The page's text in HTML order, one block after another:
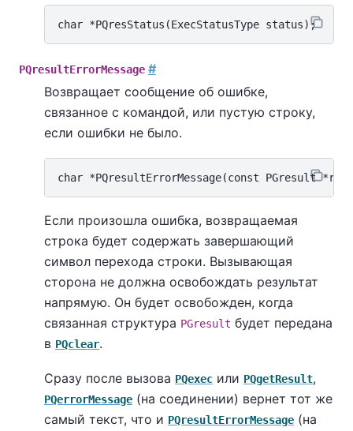
PQresultErrorMessage #
Возвращает сообщение об ошибке,
связанное с командой, или пустую строку,
если ошибки не было.
Если произошла ошибка, возвращаемая
строка будет содержать завершающий
символ перехода строки. Вызывающая
сторона не должна освобождать результат
напрямую. Он будет освобожден, когда
связанная структура PGresult будет передана
в PQclear.
Сразу после вызова PQexec или PQgetResult,
PQerrorMessage (на соединении) вернет тот же
самый текст, что и PQresultErrorMessage (на